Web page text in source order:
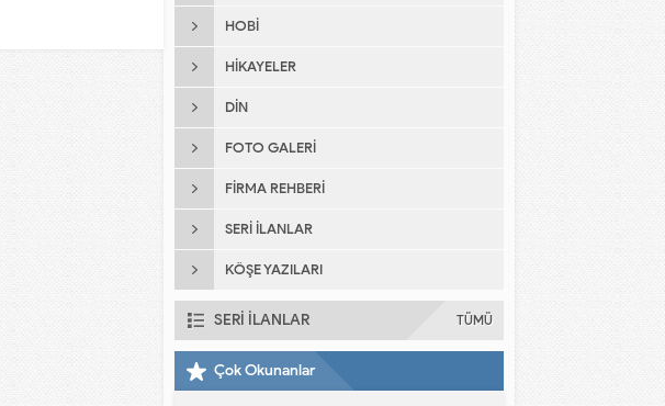
HOBI
HIKAYELER
DIN
FOTO GALERI
FIRMA REHBERI
SERI İLANLAR
KÖŞE YAZILARI
SERİ İLANLAR TÜMÜ
Çok Okunanlar